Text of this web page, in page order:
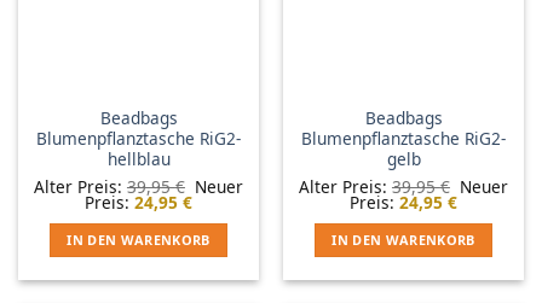
Beadbags
Blumenpflanztasche RiG2-
hellblau
Alter Preis: 39,95€ Ursprünglicher
39,95 €
Neuer
Preis: 24,95 €Aktueller
ist:
24,95 €.
IN DEN WARENKORB
Beadbags
Blumenpflanztasche RiG2-
gelb
Alter Preis: 39,95€
39,95 €
Neuer
Preis: 24,95 €Aktueller
ist:
24,95 €.
IN DEN WARENKORB